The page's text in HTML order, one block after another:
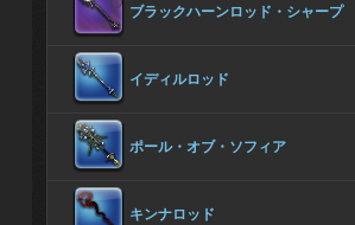
ブラックハーンロッド・シャープ
イディルロッド
ポール・オブ・ソフィア
キンナロッド